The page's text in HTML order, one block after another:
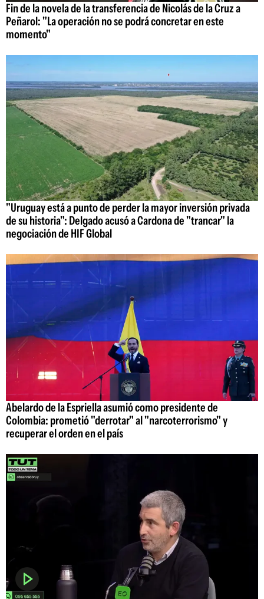
Fin de la novela de la transferencia de Nicolás de la Cruz a
Peñarol: "La operación no se podrá concretar en este
momento"
"Uruguay está a punto de perder la mayor inversión privada
de su historia": Delgado acusó a Cardona de "trancar" la
negociación de HIF Global
Abelardo de la Espriella asumió como presidente de
Colombia: prometió "derrotar" al "narcoterrorismo" y
recuperar el orden en el país